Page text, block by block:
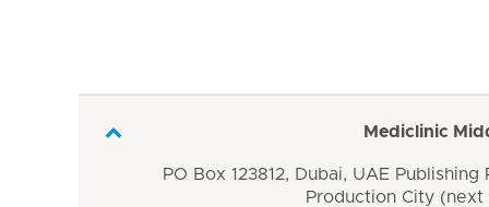
Mediclinic
PO Box 123812, Dubai, UAE
Production City